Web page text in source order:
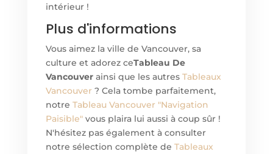
intérieur !
Plus d'informations
Vous aimez la ville de Vancouver, sa
culture et adorez ceTableau De
Vancouverainsi que les autres Tableaux
Vancouver ? Cela tombe parfaitement,
notre Tableau Vancouver "Navigation
Paisible"vous plaira lui aussi à coup sûr !
N'hésitez pas également à consulter
notre sélection complète de Tableaux